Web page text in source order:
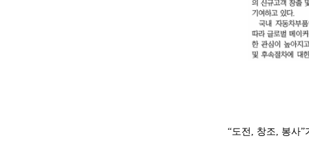
“도전 , 창조, 봉사”